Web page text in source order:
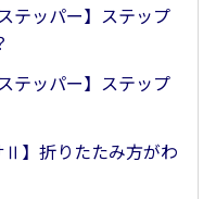
テッパー】ステップ
テッパー】ステップ
Ⅱ】折りたたみ方がわ